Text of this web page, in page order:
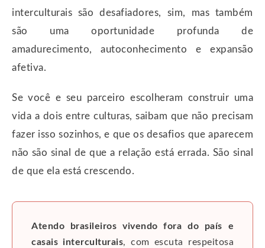
interculturais são desafiadores, sim, mas também
são uma oportunidade profunda de
amadurecimento, autoconhecimento e expansão
afetiva.
Se você e seu parceiro escolheram construir uma
vida a dois entre culturas, saibam que não precisam
fazer isso sozinhos, e que os desafios que aparecem
não são sinal de que a relação está errada. São sinal
de que ela está crescendo.
Atendo brasileiros vivendo fora do país e
casais interculturais, com escuta respeitosa